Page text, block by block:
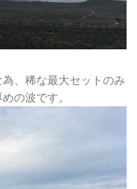
、稀な最大セットのみ
の波です。